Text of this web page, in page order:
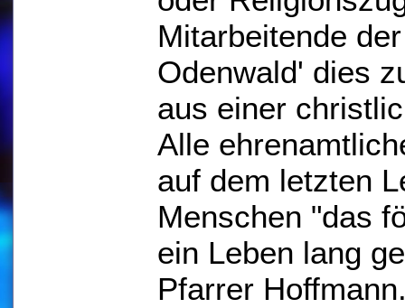
Mitarbeitende
Odenwald' dies
aus einer
Alle
auf dem letzten
Menschen "das
ein Leben lang
Pfarrer